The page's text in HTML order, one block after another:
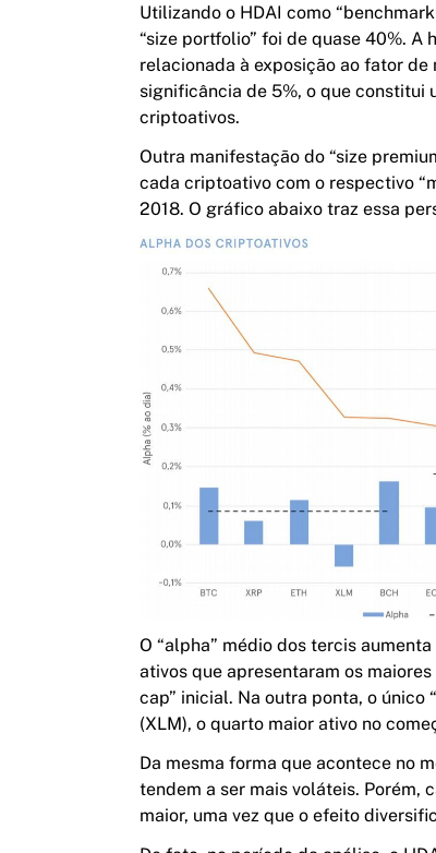
Utilizando o HDAI como
“size portfolio” foi de quase 40%. A
relacionada à exposição ao fator
significância de 5%, o que constitui
criptoativos.
Outra manifestação do “size
cada criptoativo com o respectivo
2018. O gráfico abaixo traz essa
O “alpha” médio dos tercis
ativos que apresentaram os
cap” inicial. Na outra ponta, o
(XLM), o quarto maior ativo no
Da mesma forma que acontece no
tendem a ser mais voláteis. Porém,
maior, uma vez que o efeito